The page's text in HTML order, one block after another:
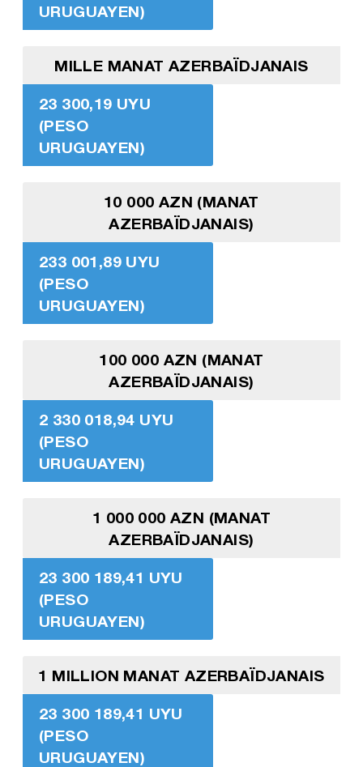
URUGUAYEN)
MILLE MANAT AZERBAÏDJANAIS
23 300,19 UYU
(PESO
URUGUAYEN)
10 000 AZN (MANAT
AZERBAÏDJANAIS)
233 001,89 UYU
(PESO
URUGUAYEN)
100 000 AZN (MANAT
AZERBAÏDJANAIS)
2 330 018,94 UYU
(PESO
URUGUAYEN)
1 000 000 AZN (MANAT
AZERBAÏDJANAIS)
23 300 189,41 UYU
(PESO
URUGUAYEN)
1 MILLION MANAT AZERBAÏDJANAIS
23 300 189,41 UYU
(PESO
URUGUAYEN)